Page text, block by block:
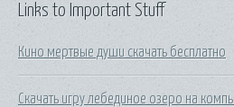
Links to Important Stuff
Кино мертвые души скачать бесплатно
Скачать игру лебединое озеро на